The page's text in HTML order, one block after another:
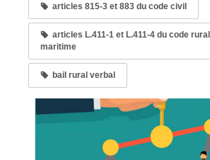
articles 815-3 et 883 du code civil
articles L.411-1 et L.411-4 du code
maritime
bail rural verbal